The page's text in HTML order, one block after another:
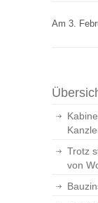
Am 3.
Trotz
von